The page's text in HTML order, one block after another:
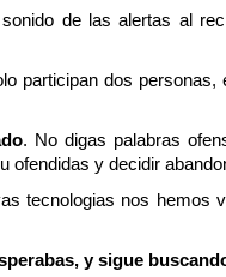
de las alertas al
participan dos personas,
. No digas palabras
y decidir
tecnologias nos hemos
y sigue